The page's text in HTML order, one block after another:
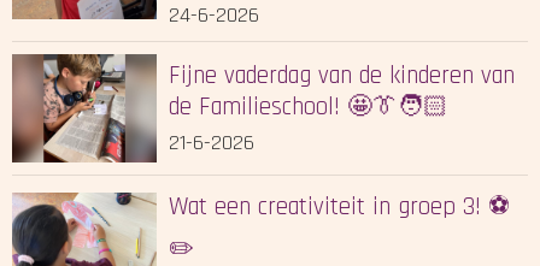
24-6-2026
Fijne vaderdag van de kinderen van
de Familieschool! 🤩👔🧑🏻
21-6-2026
Wat een creativiteit in groep 3! ⚽️
✏️